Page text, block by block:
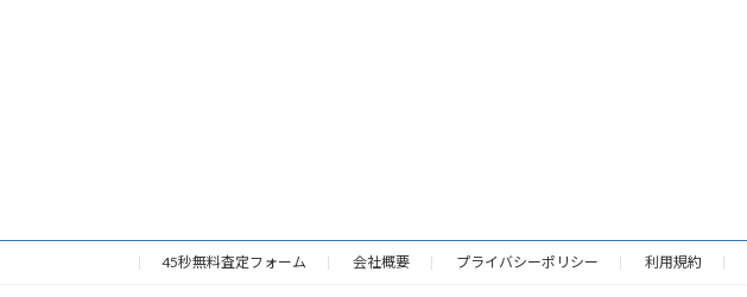
45秒無料査定フォーム 会社概要 プライバシーポリシー 利用規約